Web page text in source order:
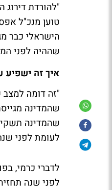
"להורדת
טוען מנכ"ל
שההיה לפני
איך זה ישפיע
"זה דומה למצב
שהמדינה
שהמדינה
לעומת לפני
לדברי כרמי,